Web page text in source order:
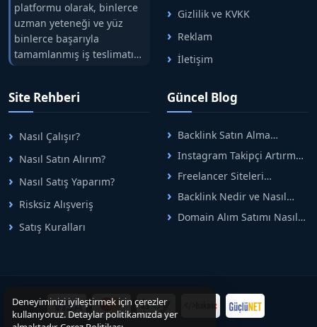
platformu olarak, binlerce
uzman yeteneği ve yüz
binlerce başarıyla
tamamlanmış iş teslimatını
tek çatıda buluşturuyoruz.
arasındaki süreci risksiz
alışveriş sistemi ile koruyan
ticaretin güvenli
adreslerinden birisidir.
Gizlilik ve KVKK
Reklam
İletişim
Site Rehberi
Nasıl Çalışır?
Nasıl Satın Alırım?
Nasıl Satış Yaparım?
Risksiz Alışveriş
Satış Kuralları
Güncel Blog
Backlink Satın Alma
Rehberi: Güvenli SEO İçin
Doğru Adımlar
Instagram Takipçi Artırma
Yöntemleri: Organik Büyüme
Rehberi
Freelancer Siteleri
Arasında Doğru Seçim Nasıl
Yapılır
Backlink Nedir ve Nasıl
Alınır? Etkili Yöntemler
Domain Alım Satımı Nasıl
Deneyiminizi iyileştirmek için çerezler
kullanıyoruz. Detaylar politikamızda yer